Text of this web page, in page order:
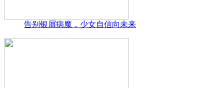
告别银屑病魔，少女自信向未来